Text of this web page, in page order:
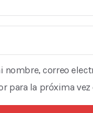
nombre, correo
para la próxima